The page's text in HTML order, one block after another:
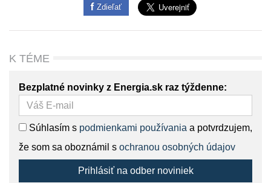
Zdieľať
K TÉME
Bezplatné novinky z Energia.sk raz týždenne:
Súhlasím s podmienkami používania a potvrdzujem,
že som sa oboznámil s ochranou osobných údajov
Prihlásiť na odber noviniek